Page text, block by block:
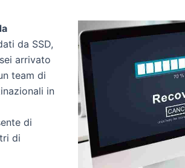
da SSD,
arrivato
team di
in
di
di